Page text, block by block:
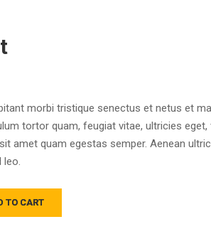
morbi tristique senectus et netus et
tortor quam, feugiat vitae, ultricies
amet quam egestas semper. Aenean
leo.
TO CART